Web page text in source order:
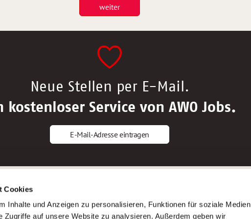
Cookies
Inhalte und Anzeigen zu personalisieren, Funktionen für soziale Medien
Zugriffe auf unsere Website zu analysieren. Außerdem geben wir
weiter
Neue Stellen per E-Mail.
kostenloser Service von AWO Jobs.
E-Mail-Adresse eintragen
Altenpfleger*in
Krankenpfleger*in
AWO Gliederungen nach Bundesland
Stellenangebote nach Bundesländern